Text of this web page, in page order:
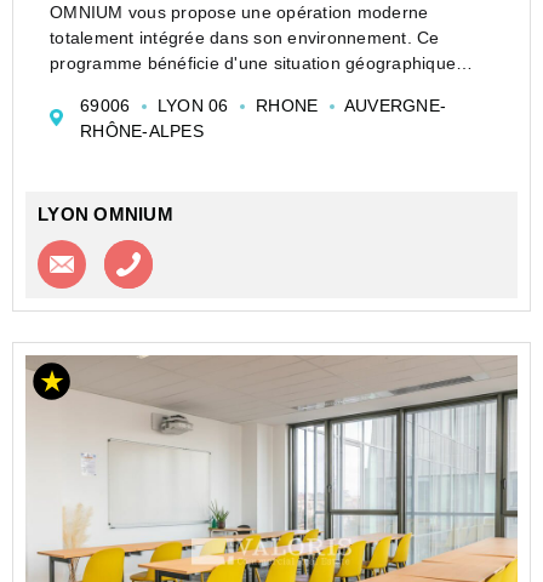
OMNIUM vous propose une opération moderne
totalement intégrée dans son environnement. Ce
programme bénéficie d'une situation géographique
bureaux respectueux de l'environnement et qui
s'adapt...
69006 LYON 06 RHONE
AUVERGNE-
RHÔNE-ALPES
LYON OMNIUM
Contacter l'agence